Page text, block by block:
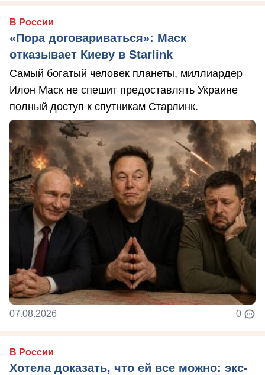
В России
«Пора договариваться»: Маск
отказывает Киеву в Starlink
Самый богатый человек планеты, миллиардер
Илон Маск не спешит предоставлять Украине
полный доступ к спутникам Старлинк.
07.08.2026 0
В России
Хотела доказать, что ей все можно: экс-